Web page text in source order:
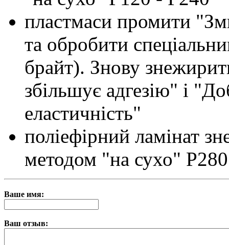
пластмаси промити
та обробити
брайт). Знову
збільшує адгезію" і
еластичність"
поліефірний ламінат
методом "на сухо"
Ваше имя:
Ваш отзыв: